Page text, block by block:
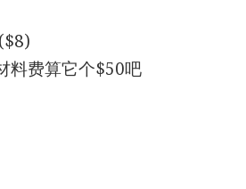
料费算它个$50吧